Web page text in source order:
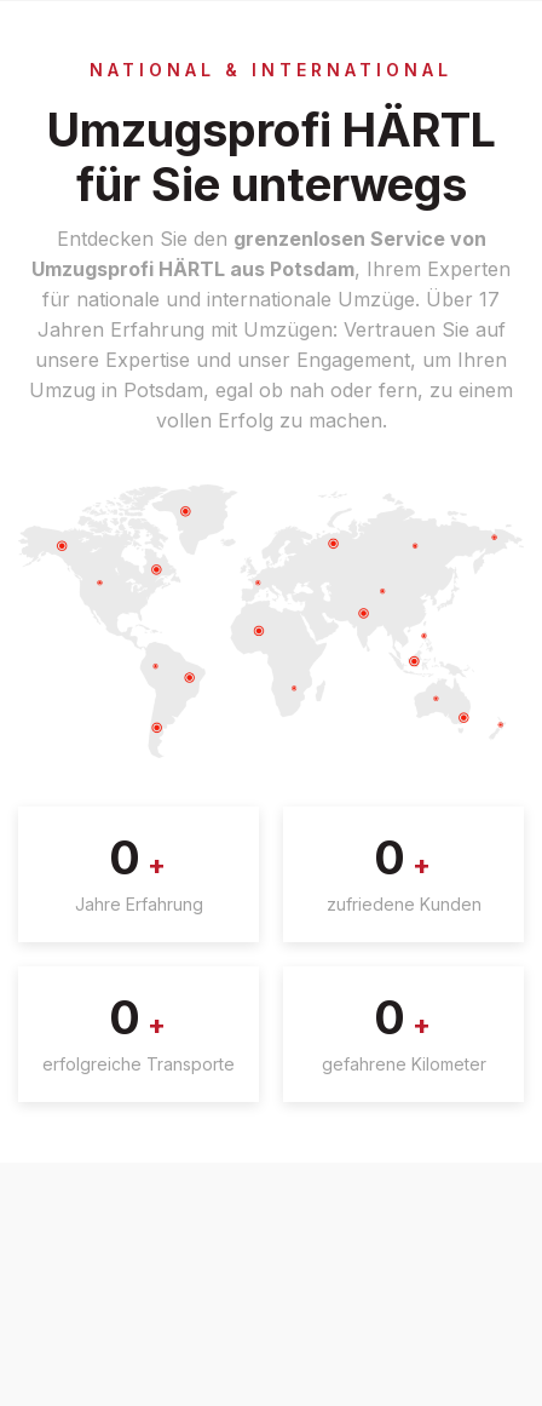
NATIONAL & INTERNATIONAL
Umzugsprofi HÄRTL
für Sie unterwegs
Entdecken Sie den grenzenlosen Service von
Umzugsprofi HÄRTL aus Potsdam, Ihrem Experten
für nationale und internationale Umzüge. Über 17
Jahren Erfahrung mit Umzügen: Vertrauen Sie auf
unsere Expertise und unser Engagement, um Ihren
Umzug in Potsdam, egal ob nah oder fern, zu einem
vollen Erfolg zu machen.
0 +
Jahre Erfahrung
0 +
zufriedene Kunden
0 +
erfolgreiche Transporte
0 +
gefahrene Kilometer